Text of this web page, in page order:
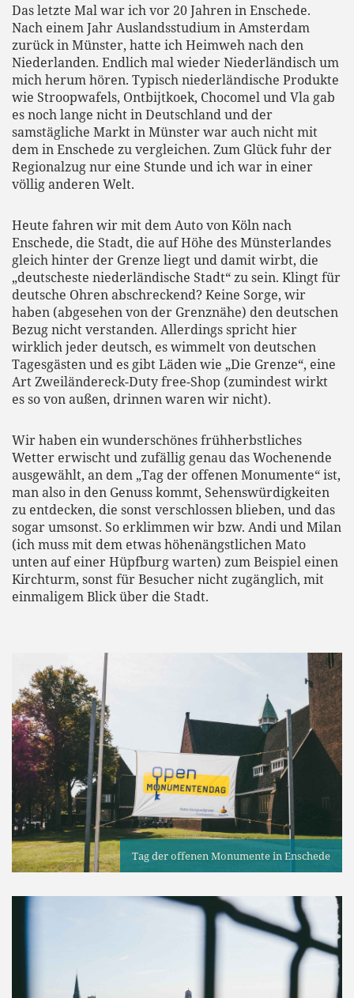
Das letzte Mal war ich vor 20 Jahren in Enschede.
Nach einem Jahr Auslandsstudium in Amsterdam
zurück in Münster, hatte ich Heimweh nach den
Niederlanden. Endlich mal wieder Niederländisch um
mich herum hören. Typisch niederländische Produkte
wie Stroopwafels, Ontbijtkoek, Chocomel und Vla gab
es noch lange nicht in Deutschland und der
samstägliche Markt in Münster war auch nicht mit
dem in Enschede zu vergleichen. Zum Glück fuhr der
Regionalzug nur eine Stunde und ich war in einer
völlig anderen Welt.
Heute fahren wir mit dem Auto von Köln nach
Enschede, die Stadt, die auf Höhe des Münsterlandes
gleich hinter der Grenze liegt und damit wirbt, die
„deutscheste niederländische Stadt“ zu sein. Klingt für
deutsche Ohren abschreckend? Keine Sorge, wir
haben (abgesehen von der Grenznähe) den deutschen
Bezug nicht verstanden. Allerdings spricht hier
wirklich jeder deutsch, es wimmelt von deutschen
Tagesgästen und es gibt Läden wie „Die Grenze“, eine
Art Zweiländereck-Duty free-Shop (zumindest wirkt
es so von außen, drinnen waren wir nicht).
Wir haben ein wunderschönes frühherbstliches
Wetter erwischt und zufällig genau das Wochenende
ausgewählt, an dem „Tag der offenen Monumente“ ist,
man also in den Genuss kommt, Sehenswürdigkeiten
zu entdecken, die sonst verschlossen blieben, und das
sogar umsonst. So erklimmen wir bzw. Andi und Milan
(ich muss mit dem etwas höhenängstlichen Mato
unten auf einer Hüpfburg warten) zum Beispiel einen
Kirchturm, sonst für Besucher nicht zugänglich, mit
einmaligem Blick über die Stadt.
Tag der offenen Monumente in Enschede